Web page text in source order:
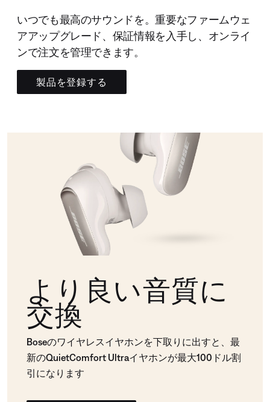
いつでも最高のサウンドを。重要なファームウェ
アアップグレード、保証情報を入手し、オンライ
ンで注文を管理できます。
製品を登録する
より良い音質に
交換
Boseのワイヤレスイヤホンを下取りに出すと、最
新のQuietComfort Ultraイヤホンが最大100ドル割
引になります